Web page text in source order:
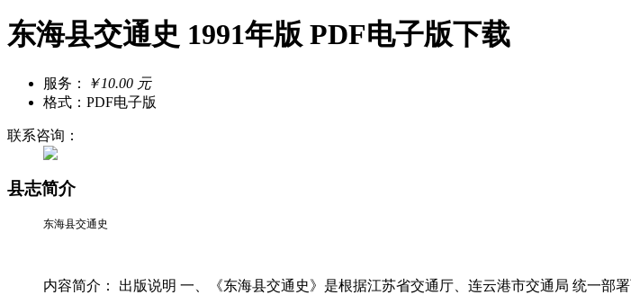
东海县交通史 1991年版 PDF电子版下载
服务：
￥10.00 元
格式：PDF电子版
联系咨询：
县志简介
东海县交通史
内容简介： 出版说明 一、《东海县交通史》是根据江苏省交通厅、连云港市交通局 统一部